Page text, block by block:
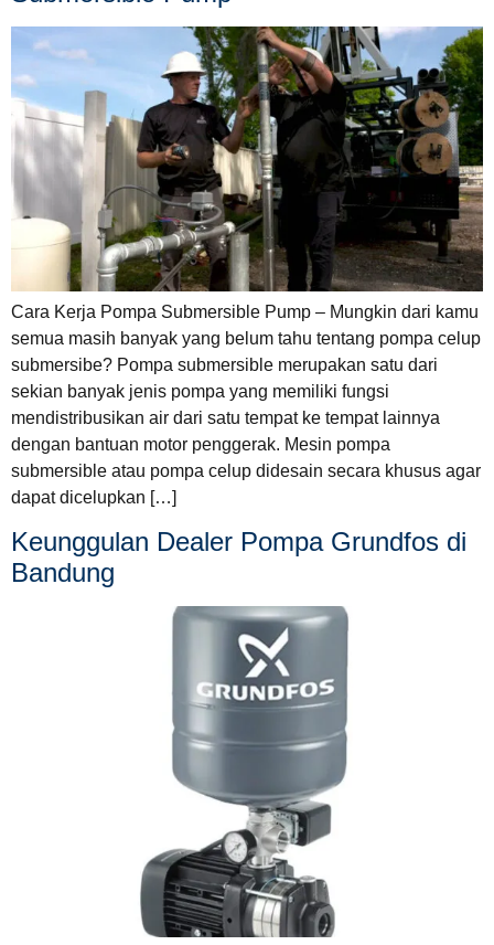
Cara Kerja Pompa Submersible Pump – Mungkin dari kamu
semua masih banyak yang belum tahu tentang pompa celup
submersibe? Pompa submersible merupakan satu dari
sekian banyak jenis pompa yang memiliki fungsi
mendistribusikan air dari satu tempat ke tempat lainnya
dengan bantuan motor penggerak. Mesin pompa
submersible atau pompa celup didesain secara khusus agar
dapat dicelupkan […]
Keunggulan Dealer Pompa Grundfos di
Bandung